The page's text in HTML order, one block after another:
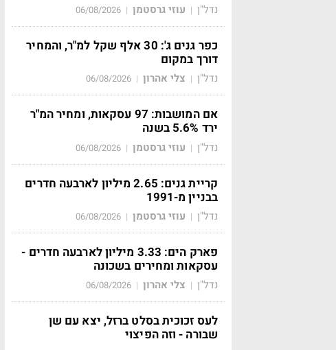
נדל"ן | עוזי גרסטמן |
06/08/2026
כפר גנים ג': 30 אלף שקל למ"ר, והמחיר
דורך במקום
נדל"ן | צלי אהרון |
06/08/2026
אם המושבות: 97 עסקאות, ומחיר המ"ר
ירד 5.6% בשנה
נדל"ן | עוזי גרסטמן |
06/08/2026
קריית גנים: 2.65 מיליון לארבעה חדרים
בבניין מ-1991
נדל"ן | עוזי גרסטמן |
06/08/2026
פארק הים: 3.33 מיליון לארבעה חדרים -
עסקאות ומחירים בשכונה
נדל"ן | צלי אהרון |
06/08/2026
לעס זכוכית בסלט ברזל, יצא עם שן
שבורה - וזה הפיצוי